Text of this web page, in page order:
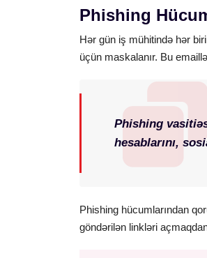
Phishing
Hər gün iş mühitində hər
üçün maskalanır. Bu
Phishing
hesablarını,
Phishing hücumlarından
göndərilən linkləri